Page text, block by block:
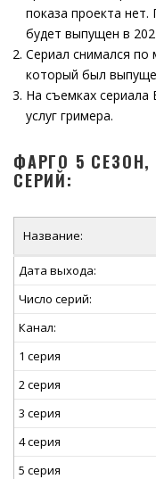
показа проекта
будет выпущен в
Сериал снимался
который был
На съемках сериала
услуг гримера.
ФАРГО 5
СЕРИЙ:
Название:
Дата выхода:
Число серий:
Канал:
1 серия
2 серия
3 серия
4 серия
5 серия